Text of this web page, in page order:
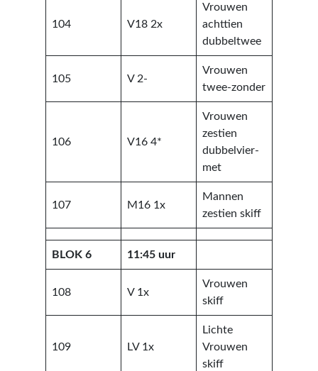
104 V18 2x
Vrouwen
achttien
dubbeltwee
105 V 2-
Vrouwen
twee-zonder
106 V16 4*
Vrouwen
zestien
dubbelvier-
met
107 M16 1x
Mannen
zestien skiff
BLOK 6 11:45 uur
108 V 1x
Vrouwen
skiff
109 LV 1x
Lichte
Vrouwen
skiff